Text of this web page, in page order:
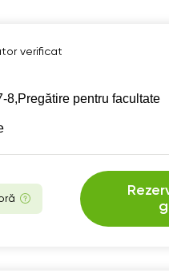
verificat
8,Pregătire pentru facultate